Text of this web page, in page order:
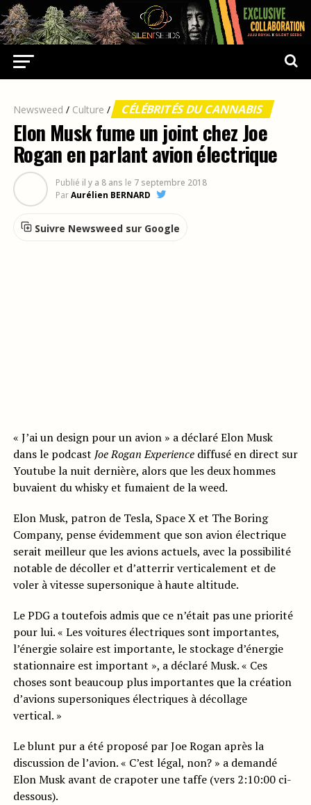
Newsweed / Culture / CÉLÉBRITÉS DU CANNABIS
Elon Musk fume un joint chez Joe
Rogan en parlant avion électrique
Publié il y a 8 ans le 7 septembre 2018
ParAurélien BERNARD
Suivre Newsweed sur Google
« J’ai un design pour un avion » a déclaré Elon Musk
dans le podcast Joe Rogan Experiencediffusé en direct sur
Youtube la nuit dernière, alors que les deux hommes
buvaient du whisky et fumaient de la weed.
Elon Musk, patron de Tesla, Space X et The Boring
Company, pense évidemment que son avion électrique
serait meilleur que les avions actuels, avec la possibilité
notable de décoller et d’atterrir verticalement et de
voler à vitesse supersonique à haute altitude.
Le PDG a toutefois admis que ce n’était pas une priorité
pour lui. « Les voitures électriques sont importantes,
l’énergie solaire est importante, le stockage d’énergie
stationnaire est important », a déclaré Musk. « Ces
choses sont beaucoup plus importantes que la création
d’avions supersoniques électriques à décollage
vertical. »
Le blunt pur a été proposé par Joe Rogan après la
discussion de l’avion. « C’est légal, non? » a demandé
Elon Musk avant de crapoter une taffe (vers 2:10:00 ci-
dessous).